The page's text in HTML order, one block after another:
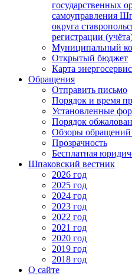
государственных
самоуправления
округа
регистрации
Муниципальный
Открытый бюджет
Карта
Обращения
Отправить письмо
Порядок и время
Установленные
Порядок
Обзоры
Прозрачность
Бесплатная
Шпаковский вестник
2026 год
2025 год
2024 год
2023 год
2022 год
2021 год
2020 год
2019 год
2018 год
О сайте